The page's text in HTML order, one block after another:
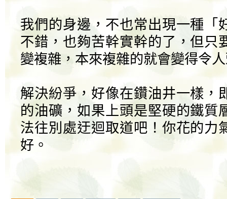
我們的身邊，不也常出現一種「
不錯，也夠苦幹實幹的了，但只
變複雜，本來複雜的就會變得令
解決紛爭，好像在鑽油井一樣，
的油礦，如果上頭是堅硬的鐵質
法往別處迂迴取道吧！你花的力
好。